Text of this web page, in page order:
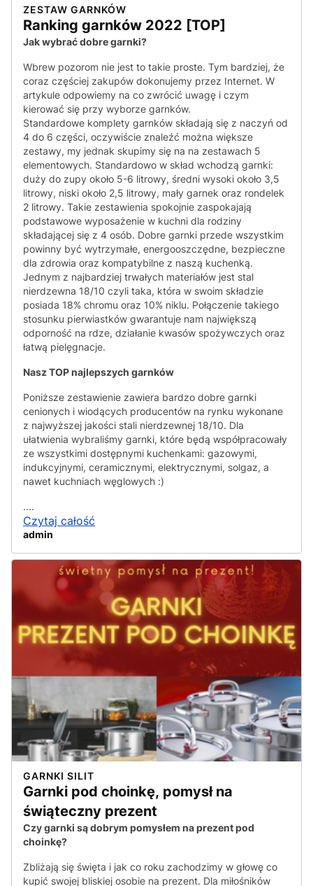
ZESTAW GARNKÓW
Ranking garnków 2022 [TOP]
Jak wybrać dobre garnki?
Wbrew pozorom nie jest to takie proste. Tym bardziej, że
coraz częściej zakupów dokonujemy przez Internet. W
artykule odpowiemy na co zwrócić uwagę i czym
kierować się przy wyborze garnków.
Standardowe komplety garnków składają się z naczyń od
4 do 6 części, oczywiście znaleźć można większe
zestawy, my jednak skupimy się na na zestawach 5
elementowych. Standardowo w skład wchodzą garnki:
duży do zupy około 5-6 litrowy, średni wysoki około 3,5
litrowy, niski około 2,5 litrowy, mały garnek oraz rondelek
2 litrowy. Takie zestawienia spokojnie zaspokajają
podstawowe wyposażenie w kuchni dla rodziny
składającej się z 4 osób. Dobre garnki przede wszystkim
powinny być wytrzymałe, energooszczędne, bezpieczne
dla zdrowia oraz kompatybilne z naszą kuchenką.
Jednym z najbardziej trwałych materiałów jest stal
nierdzewna 18/10 czyli taka, która w swoim składzie
posiada 18% chromu oraz 10% niklu. Połączenie takiego
stosunku pierwiastków gwarantuje nam największą
odporność na rdze, działanie kwasów spożywczych oraz
łatwą pielęgnacje.
Nasz TOP najlepszych garnków
Poniższe zestawienie zawiera bardzo dobre garnki
cenionych i wiodących producentów na rynku wykonane
z najwyższej jakości stali nierdzewnej 18/10. Dla
ułatwienia wybraliśmy garnki, które będą współpracowały
ze wszystkimi dostępnymi kuchenkami: gazowymi,
indukcyjnymi, ceramicznymi, elektrycznymi, solgaz, a
nawet kuchniach węglowych :)
....
Czytaj całość
admin
GARNKI SILIT
Garnki pod choinkę, pomysł na
świąteczny prezent
Czy garnki są dobrym pomysłem na prezent pod
choinkę?
Zbliżają się święta i jak co roku zachodzimy w głowę co
kupić swojej bliskiej osobie na prezent. Dla miłośników